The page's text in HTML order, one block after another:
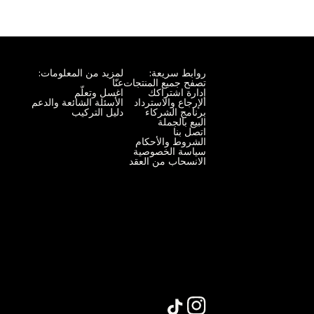
روابط سريعة:
تصفح جميع المنتجات
إدارة اشتراكك
الإرجاع والاسترداد
برنامج الشركاء
البيع بالجملة
اتصل بنا
الشروط والأحكام
سياسة الخصوصية
الانسحاب من العقد
لمزيد من المعلومات:
عنّا
اغسل وتعلّم
الأسئلة الشائعة والدعم
دليل التركيب